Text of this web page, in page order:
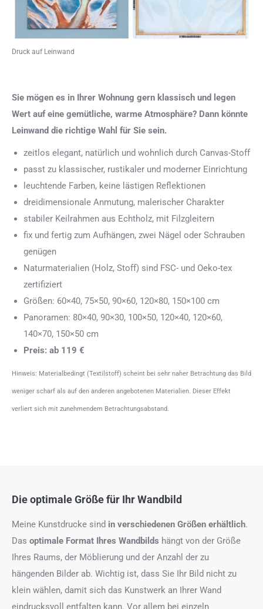
Druck auf Leinwand
Sie mögen es in Ihrer Wohnung gern klassisch und legen
Wert auf eine gemütliche, warme Atmosphäre? Dann könnte
Leinwand die richtige Wahl für Sie sein.
zeitlos elegant, natürlich und wohnlich durch Canvas-Stoff
passt zu klassischer, rustikaler und moderner Einrichtung
leuchtende Farben, keine lästigen Reflektionen
dreidimensionale Anmutung, malerischer Charakter
stabiler Keilrahmen aus Echtholz, mit Filzgleitern
fix und fertig zum Aufhängen, zwei Nägel oder Schrauben
genügen
Naturmaterialien (Holz, Stoff) sind FSC- und Oeko-tex
zertifiziert
Größen: 60×40, 75×50, 90×60, 120×80, 150×100 cm
Panoramen: 80×40, 90×30, 100×50, 120×40, 120×60,
140×70, 150×50 cm
Preis: ab 119 €
Hinweis: Materialbedingt (Textilstoff) scheint bei sehr naher Betrachtung das Bild
weniger scharf als auf den anderen angebotenen Materialien. Dieser Effekt
verliert sich mit zunehmendem Betrachtungsabstand.
Die optimale Größe für Ihr Wandbild
Meine Kunstdrucke sind in verschiedenen Größen erhältlich.
Das optimale Format Ihres Wandbilds hängt von der Größe
Ihres Raums, der Möblierung und der Anzahl der zu
hängenden Bilder ab. Wichtig ist, dass Sie Ihr Bild nicht zu
klein wählen, damit sich das Kunstwerk an Ihrer Wand
eindrucksvoll entfalten kann. Vor allem bei einzeln